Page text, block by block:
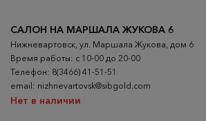
САЛОН НА МАРШАЛА ЖУКОВА 6
Нижневартовск, ул. Маршала Жукова, дом 6
Время работы: с 10-00 до 20-00
Телефон: 8(3466) 41-51-51
email: nizhnevartovsk@sibgold.com
Нет в наличии